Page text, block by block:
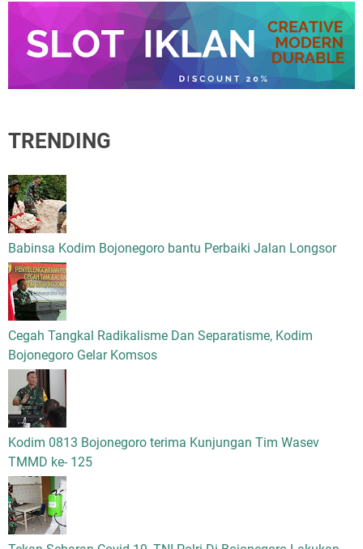
TRENDING
Babinsa Kodim Bojonegoro bantu Perbaiki Jalan Longsor
Cegah Tangkal Radikalisme Dan Separatisme, Kodim
Bojonegoro Gelar Komsos
Kodim 0813 Bojonegoro terima Kunjungan Tim Wasev
TMMD ke- 125